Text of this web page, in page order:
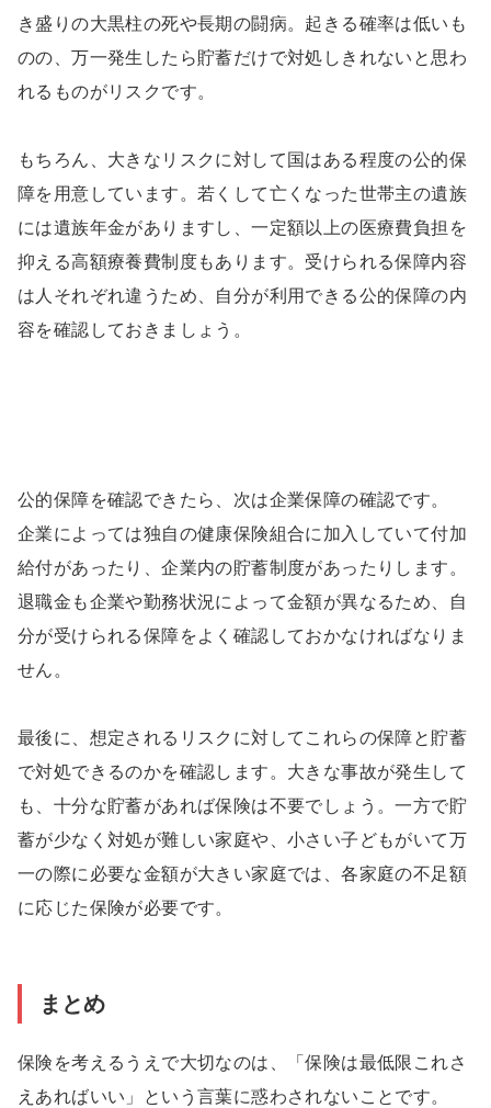
き盛りの大黒柱の死や長期の闘病。起きる確率は低いも
のの、万一発生したら貯蓄だけで対処しきれないと思わ
れるものがリスクです。
もちろん、大きなリスクに対して国はある程度の公的保
障を用意しています。若くして亡くなった世帯主の遺族
には遺族年金がありますし、一定額以上の医療費負担を
抑える高額療養費制度もあります。受けられる保障内容
は人それぞれ違うため、自分が利用できる公的保障の内
容を確認しておきましょう。
公的保障を確認できたら、次は企業保障の確認です。
企業によっては独自の健康保険組合に加入していて付加
給付があったり、企業内の貯蓄制度があったりします。
退職金も企業や勤務状況によって金額が異なるため、自
分が受けられる保障をよく確認しておかなければなりま
せん。
最後に、想定されるリスクに対してこれらの保障と貯蓄
で対処できるのかを確認します。大きな事故が発生して
も、十分な貯蓄があれば保険は不要でしょう。一方で貯
蓄が少なく対処が難しい家庭や、小さい子どもがいて万
一の際に必要な金額が大きい家庭では、各家庭の不足額
に応じた保険が必要です。
まとめ
保険を考えるうえで大切なのは、「保険は最低限これさ
えあればいい」という言葉に惑わされないことです。